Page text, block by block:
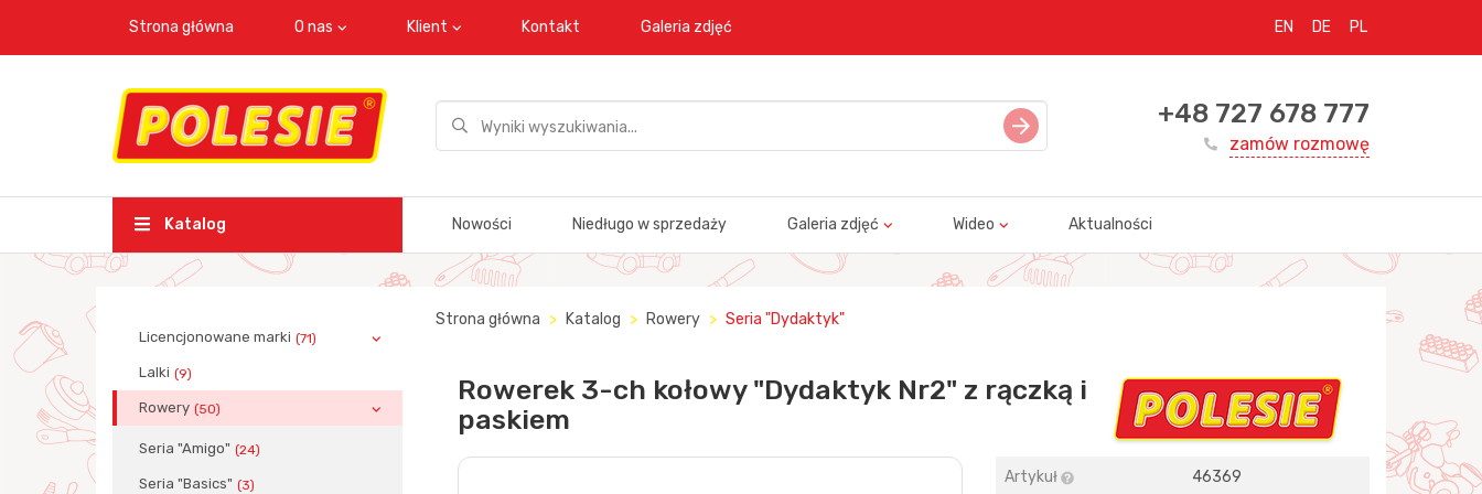
Strona główna O nas Klient Kontakt Galeria zdjęć EN DE PL
+48 727 678 777
zamów rozmowę
Katalog Nowości Niedługo w sprzedaży Galeria zdjęć Wideo Aktualności
Licencjonowane marki (71)
Lalki (9)
Rowery (50)
Seria "Amigo" (24)
Seria "Basics" (3)
Strona główna Katalog Rowery Seria "Dydaktyk"
Rowerek 3-ch kołowy "Dydaktyk Nr2" z rączką i
paskiem
Artykuł 46369